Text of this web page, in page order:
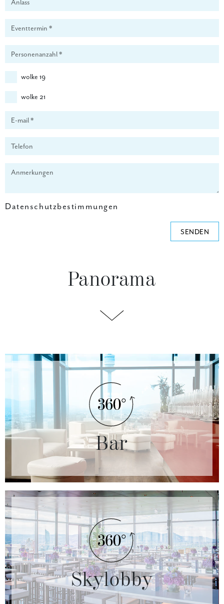
wolke 19
wolke 21
Datenschutzbestimmungen
SENDEN
Panorama
Bar
Skylobby